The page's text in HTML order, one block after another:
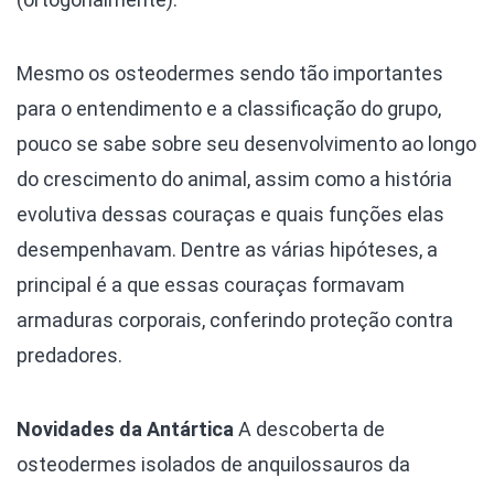
Mesmo os osteodermes sendo tão importantes
para o entendimento e a classificação do grupo,
pouco se sabe sobre seu desenvolvimento ao longo
do crescimento do animal, assim como a história
evolutiva dessas couraças e quais funções elas
desempenhavam. Dentre as várias hipóteses, a
principal é a que essas couraças formavam
armaduras corporais, conferindo proteção contra
predadores.
Novidades da AntárticaA descoberta de
osteodermes isolados de anquilossauros da